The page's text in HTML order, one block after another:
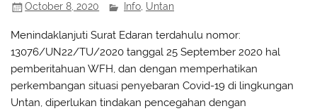
October 8, 2020 Info, Untan
Menindaklanjuti Surat Edaran terdahulu nomor:
13076/UN22/TU/2020 tanggal 25 September 2020 hal
pemberitahuan WFH, dan dengan memperhatikan
perkembangan situasi penyebaran Covid-19 di lingkungan
Untan, diperlukan tindakan pencegahan dengan